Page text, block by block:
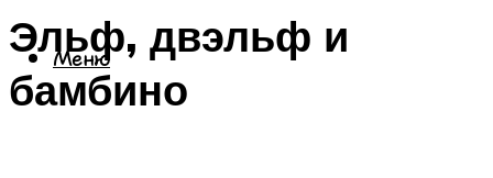
Меню
Эльф, двэльф и
бамбино